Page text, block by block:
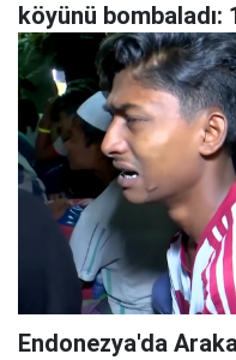
köyünü bombaladı:
Endonezya'da